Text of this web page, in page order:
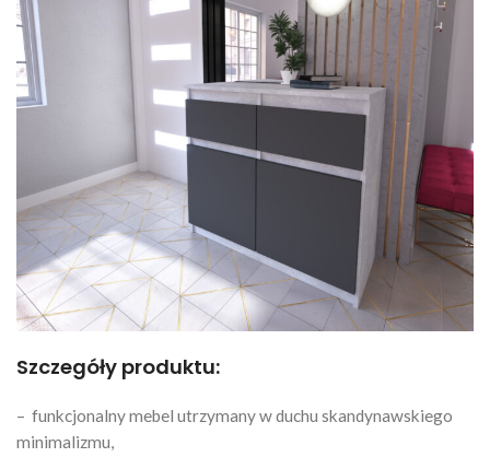
Szczegóły produktu:
– funkcjonalny mebel utrzymany w duchu skandynawskiego
minimalizmu,